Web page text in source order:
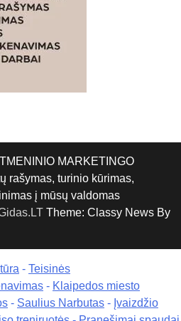
MARKETINGO
rašymas, turinio kūrimas,
į mūsų valdomas
Theme: Classy News By
- Teisinės
- Klaipedos miesto
- Saulius Narbutas - Įvaizdžio